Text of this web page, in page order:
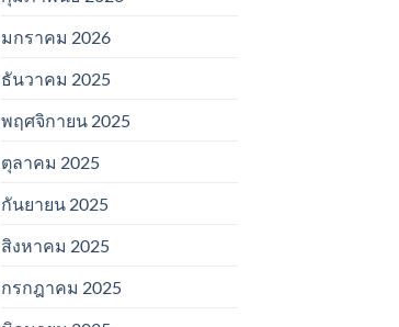
มกราคม 2026
ธันวาคม 2025
พฤศจิกายน 2025
ตุลาคม 2025
กันยายน 2025
สิงหาคม 2025
กรกฎาคม 2025